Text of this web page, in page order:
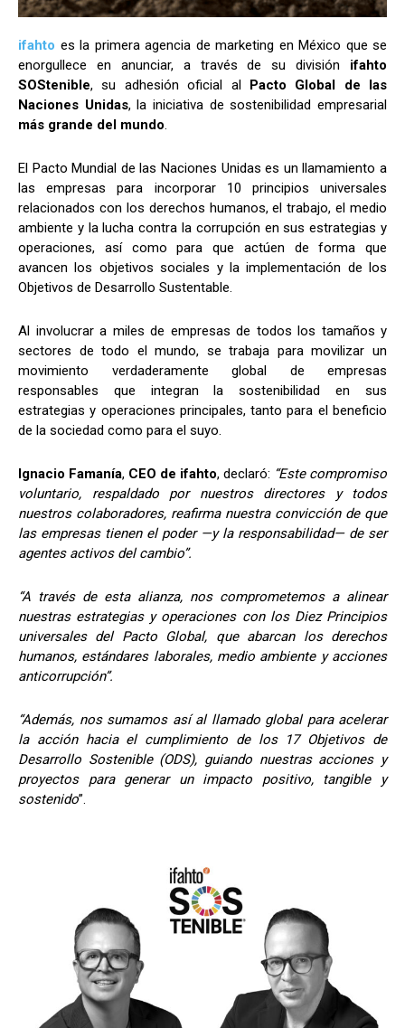
ifahto es la primera agencia de marketing en México que se
enorgullece en anunciar, a través de su división ifahto
SOStenible, su adhesión oficial al Pacto Global de las
Naciones Unidas, la iniciativa de sostenibilidad empresarial
más grande del mundo.
El Pacto Mundial de las Naciones Unidas es un llamamiento a
las empresas para incorporar 10 principios universales
relacionados con los derechos humanos, el trabajo, el medio
ambiente y la lucha contra la corrupción en sus estrategias y
operaciones, así como para que actúen de forma que
avancen los objetivos sociales y la implementación de los
Objetivos de Desarrollo Sustentable.
Al involucrar a miles de empresas de todos los tamaños y
sectores de todo el mundo, se trabaja para movilizar un
movimiento verdaderamente global de empresas
responsables que integran la sostenibilidad en sus
estrategias y operaciones principales, tanto para el beneficio
de la sociedad como para el suyo.
Ignacio Famanía, CEO de ifahto, declaró: “Este compromiso
voluntario, respaldado por nuestros directores y todos
nuestros colaboradores, reafirma nuestra convicción de que
las empresas tienen el poder —y la responsabilidad— de ser
agentes activos del cambio”.
“A través de esta alianza, nos comprometemos a alinear
nuestras estrategias y operaciones con los Diez Principios
universales del Pacto Global, que abarcan los derechos
humanos, estándares laborales, medio ambiente y acciones
anticorrupción”.
“Además, nos sumamos así al llamado global para acelerar
la acción hacia el cumplimiento de los 17 Objetivos de
Desarrollo Sostenible (ODS), guiando nuestras acciones y
proyectos para generar un impacto positivo, tangible y
sostenido”.